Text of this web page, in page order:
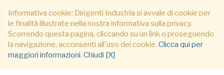
Informativa cookie: Dirigenti Industria si avvale di cookie per
le finalità illustrate nella nostra informativa sulla privacy.
Scorrendo questa pagina, cliccando su un link o proseguendo
la navigazione, acconsenti all´uso dei cookie. Clicca qui per
maggiori informazioni. Chiudi [X]